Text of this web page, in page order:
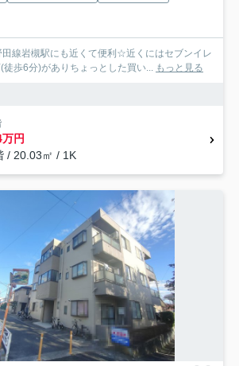
田線岩槻駅にも近くて便利☆近くにはセブンイレ
歩6分)がありちょっとした買い...
もっと見る
円
/ 20.03㎡ / 1K